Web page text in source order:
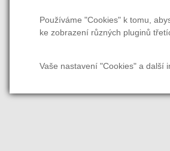
Používáme "Cookies" k tomu,
ke zobrazení různých pluginů
Vaše nastavení "Cookies" a další